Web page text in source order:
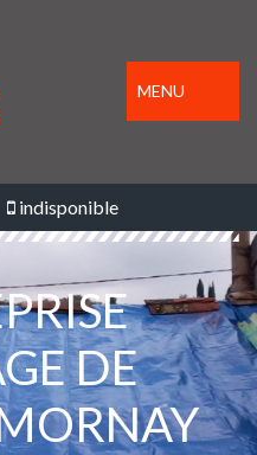
MENU
indisponible
DE